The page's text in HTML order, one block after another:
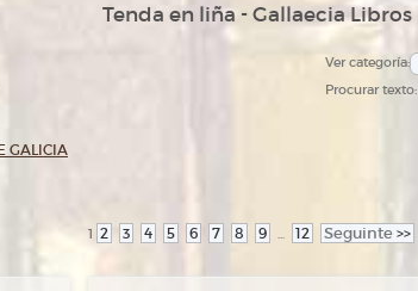
Tenda en liña - Gallaecia Libros
Ver categoría:
Procurar texto:
GALICIA
1 2 3 4 5 6 7 8 9 ... 12 Seguinte >>